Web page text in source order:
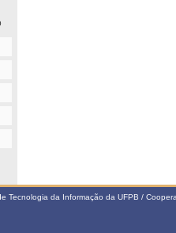
Tecnologia da Informação da UFPB /